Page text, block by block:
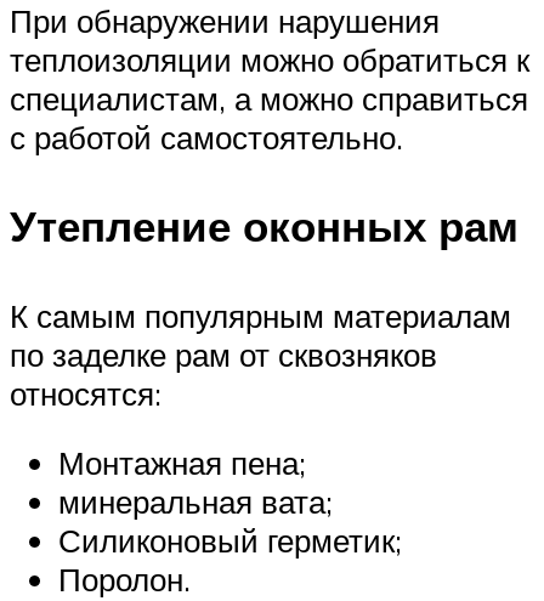
При обнаружении нарушения
теплоизоляции можно обратиться к
специалистам, а можно справиться
с работой самостоятельно.
Утепление оконных рам
К самым популярным материалам
по заделке рам от сквозняков
относятся:
Монтажная пена;
минеральная вата;
Силиконовый герметик;
Поролон.